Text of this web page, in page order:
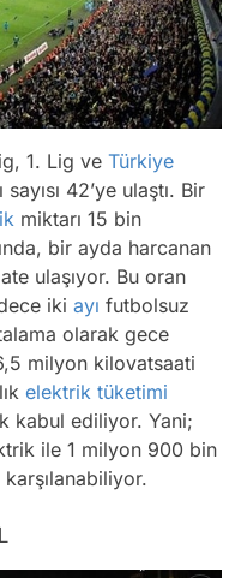
1. Lig ve Türkiye
42’ye ulaştı. Bir
miktarı 15 bin
bir ayda harcanan
ulaşıyor. Bu oran
iki ayı futbolsuz
olarak gece
milyon kilovatsaati
elektrik tüketimi
kabul ediliyor. Yani;
ile 1 milyon 900 bin